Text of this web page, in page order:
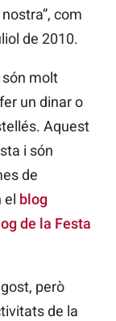
com
de 2010.
són molt
un dinar o
Aquest
i són
de
el blog
de la Festa
però
de la